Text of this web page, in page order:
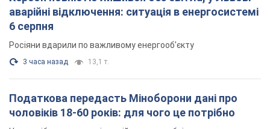
аварійні відключення: ситуація в енергосистемі
6 серпня
Росіяни вдарили по важливому енергооб'єкту
3 часа назад 13,1 т.
Податкова передасть Міноборони дані про
чоловіків 18-60 років: для чого це потрібно